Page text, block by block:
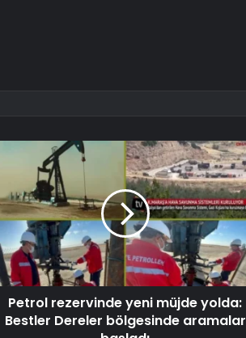
Petrol rezervinde yeni müjde yolda:
Bestler Dereler bölgesinde aramalar